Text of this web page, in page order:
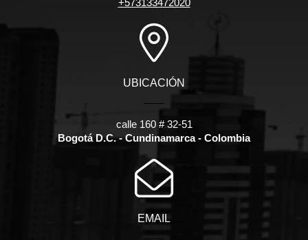
+573133472020
UBICACIÓN
calle 160 # 32-51
Bogotá D.C. - Cundinamarca - Colombia
EMAIL